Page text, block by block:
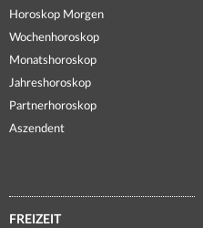
Horoskop Morgen
Wochenhoroskop
Monatshoroskop
Jahreshoroskop
Partnerhoroskop
Aszendent
FREIZEIT